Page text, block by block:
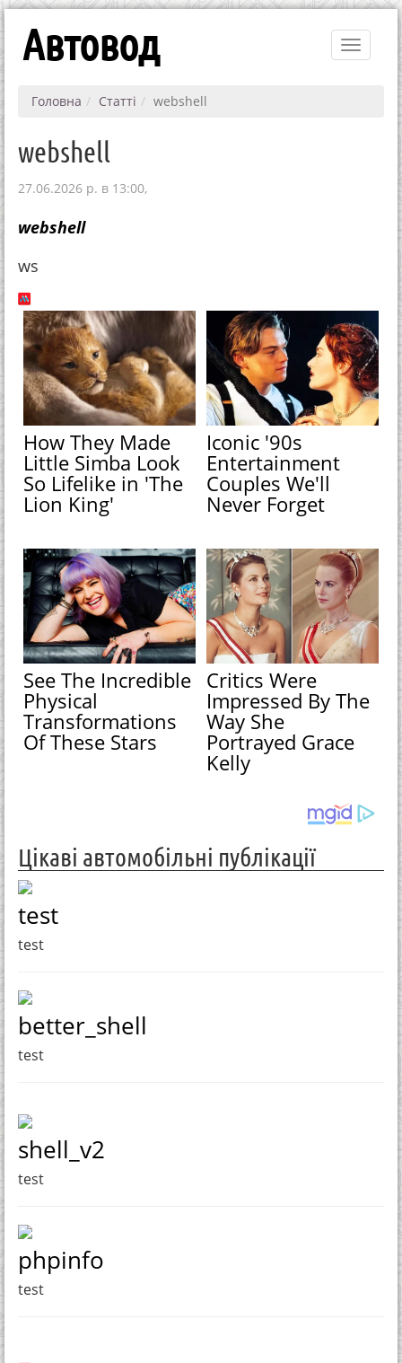
Toggle
Автовод
Головна Статті webshell
webshell
27.06.2026 р. в 13:00,
webshell
ws
How They Made
Little Simba Look
So Lifelike in 'The
Lion King'
Iconic '90s
Entertainment
Couples We'll
Never Forget
See The Incredible
Physical
Transformations
Of These Stars
Critics Were
Impressed By The
Way She
Portrayed Grace
Kelly
Цікаві автомобільні публікації
test
test
better_shell
test
shell_v2
test
phpinfo
test